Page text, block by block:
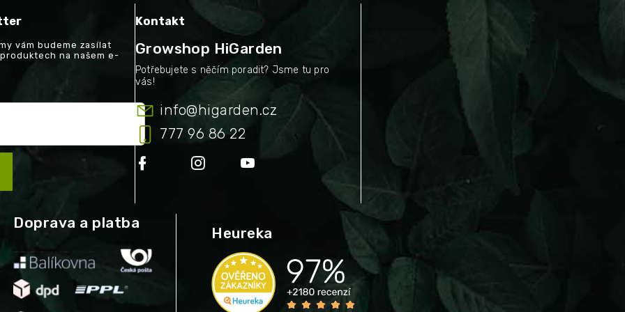
vám budeme zasílat
na našem e-
Kontakt
Growshop HiGarden
info@higarden.cz
777 96 86 22
Doprava a platba
Heureka